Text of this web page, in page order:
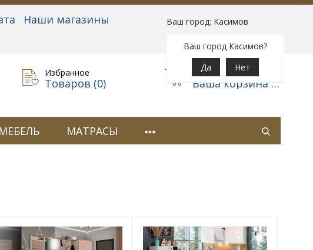
Ваш город: Касимов
Ваш город Касимов?
Да
Нет
Вход |Регистрация
Наши магазины
Избранное
Товаров (0)
Корзина
Ваша корзина пуста
МАТРАСЫ